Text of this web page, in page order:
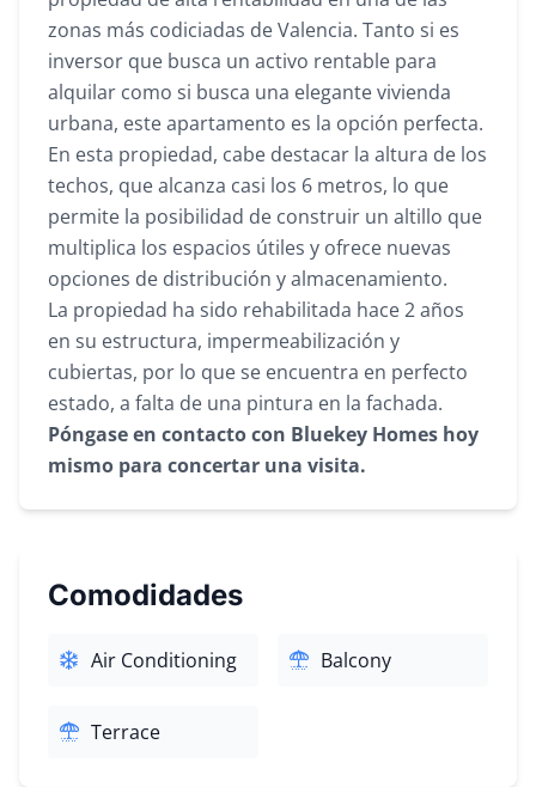
zonas más codiciadas de Valencia. Tanto si es
inversor que busca un activo rentable para
alquilar como si busca una elegante vivienda
urbana, este apartamento es la opción perfecta.
En esta propiedad, cabe destacar la altura de los
techos, que alcanza casi los 6 metros, lo que
permite la posibilidad de construir un altillo que
multiplica los espacios útiles y ofrece nuevas
opciones de distribución y almacenamiento.
La propiedad ha sido rehabilitada hace 2 años
en su estructura, impermeabilización y
cubiertas, por lo que se encuentra en perfecto
estado, a falta de una pintura en la fachada.
Póngase en contacto con Bluekey Homes hoy
mismo para concertar una visita.
Comodidades
Air Conditioning Balcony
Terrace